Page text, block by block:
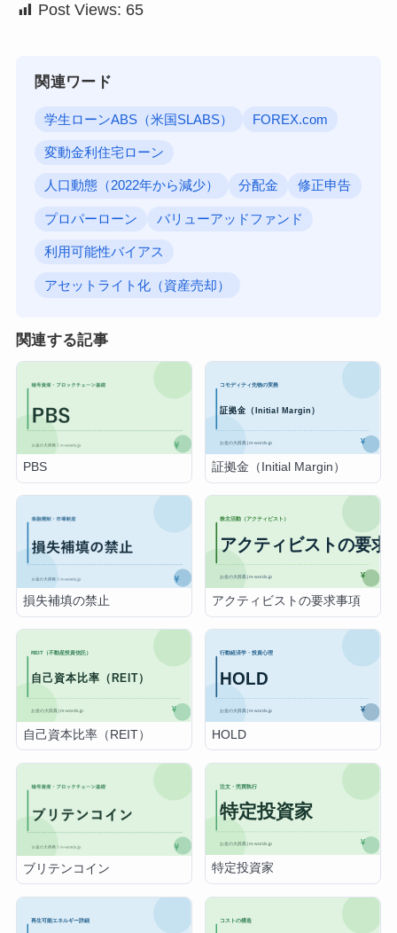
Post Views: 65
関連ワード
学生ローンABS（米国SLABS） FOREX.com
変動金利住宅ローン
人口動態（2022年から減少） 分配金 修正申告
プロパーローン バリューアッドファンド
利用可能性バイアス
アセットライト化（資産売却）
関連する記事
PBS 証拠金（Initial Margin）
損失補填の禁止 アクティビストの要求事項
自己資本比率（REIT） HOLD
ブリテンコイン 特定投資家